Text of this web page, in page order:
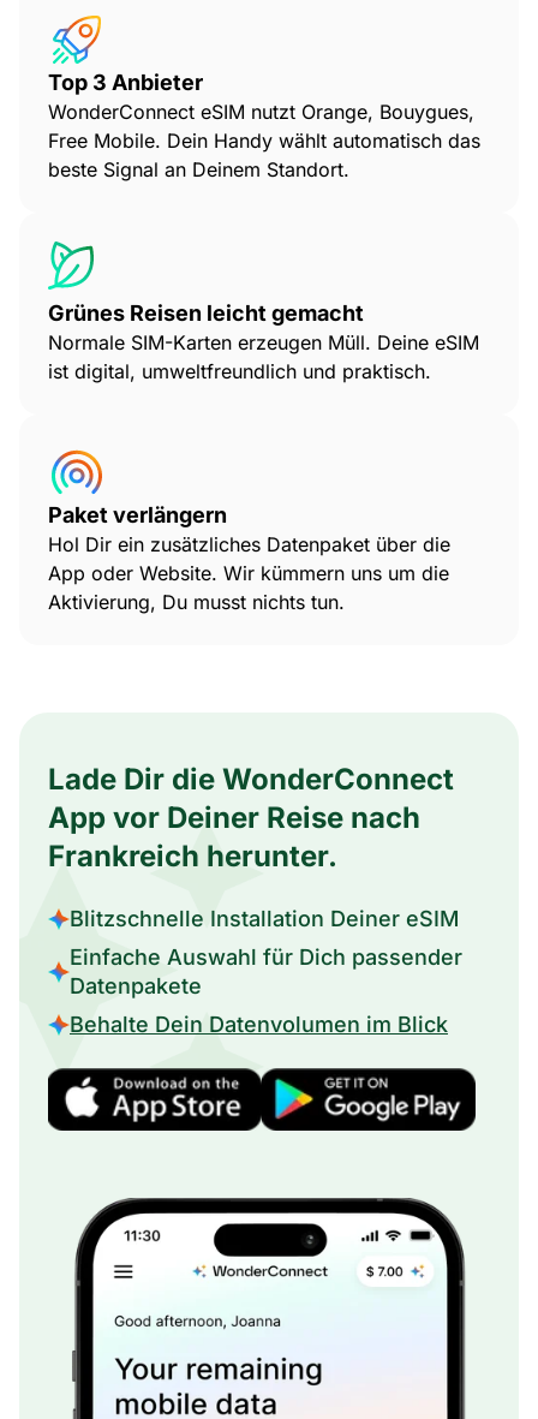
Top 3 Anbieter
WonderConnect eSIM nutzt Orange, Bouygues,
Free Mobile. Dein Handy wählt automatisch das
beste Signal an Deinem Standort.
Grünes Reisen leicht gemacht
Normale SIM-Karten erzeugen Müll. Deine eSIM
ist digital, umweltfreundlich und praktisch.
Paket verlängern
Hol Dir ein zusätzliches Datenpaket über die
App oder Website. Wir kümmern uns um die
Aktivierung, Du musst nichts tun.
Lade Dir die WonderConnect
App vor Deiner Reise nach
Frankreich herunter.
Blitzschnelle Installation Deiner eSIM
Einfache Auswahl für Dich passender
Datenpakete
Behalte Dein Datenvolumen im Blick